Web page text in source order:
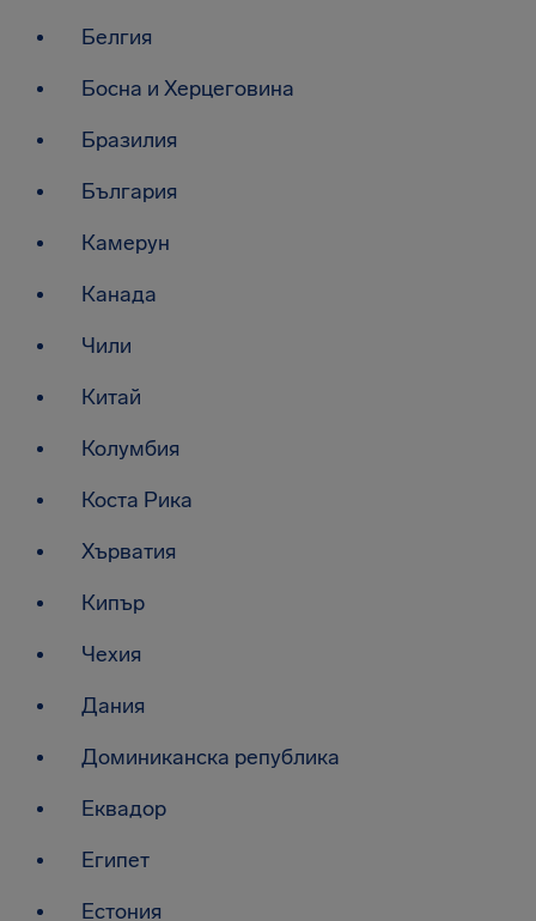
Белгия
Босна и Херцеговина
Бразилия
България
Камерун
Канада
Чили
Китай
Колумбия
Коста Рика
Хърватия
Кипър
Чехия
Дания
Доминиканска република
Еквадор
Египет
Естония